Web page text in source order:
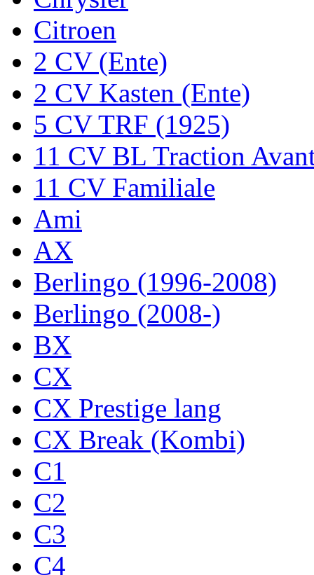
Citroen
2 CV (Ente)
2 CV Kasten (Ente)
5 CV TRF (1925)
11 CV BL Traction
11 CV Familiale
Ami
AX
Berlingo (1996-2008)
Berlingo (2008-)
BX
CX
CX Prestige lang
CX Break (Kombi)
C1
C2
C3
C4